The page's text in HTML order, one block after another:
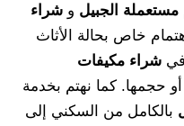
الجبيل و شراء
خاص بحالة الأثاث
شراء مكيفات
حجمها. كما نهتم بخدمة
بالكامل من السكني إلى